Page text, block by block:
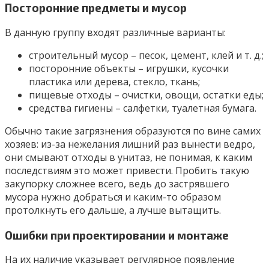
Посторонние предметы и мусор
В данную группу входят различные варианты:
строительный мусор – песок, цемент, клей и т. д.;
посторонние объекты – игрушки, кусочки
пластика или дерева, стекло, ткань;
пищевые отходы – очистки, овощи, остатки еды;
средства гигиены – салфетки, туалетная бумага.
Обычно такие загрязнения образуются по вине самих
хозяев: из-за нежелания лишний раз вынести ведро,
они смывают отходы в унитаз, не понимая, к каким
последствиям это может привести. Пробить такую
закупорку сложнее всего, ведь до застрявшего
мусора нужно добраться и каким-то образом
протолкнуть его дальше, а лучше вытащить.
Ошибки при проектировании и монтаже
На их наличие указывает регулярное появление